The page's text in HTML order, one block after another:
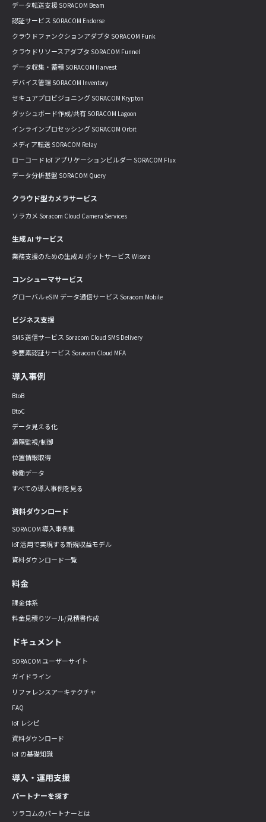
データ転送支援 SORACOM Beam
認証サービス SORACOM Endorse
クラウドファンクションアダプタ SORACOM Funk
クラウドリソースアダプタ SORACOM Funnel
データ収集・蓄積 SORACOM Harvest
デバイス管理 SORACOM Inventory
セキュアプロビジョニング SORACOM Krypton
ダッシュボード作成/共有 SORACOM Lagoon
インラインプロセッシング SORACOM Orbit
メディア転送 SORACOM Relay
ローコード IoT アプリケーションビルダー SORACOM Flux
データ分析基盤 SORACOM Query
クラウド型カメラサービス
ソラカメ Soracom Cloud Camera Services
生成 AI サービス
業務支援のための生成 AI ボットサービス Wisora
コンシューマサービス
グローバル eSIM データ通信サービス Soracom Mobile
ビジネス支援
SMS 送信サービス Soracom Cloud SMS Delivery
多要素認証サービス Soracom Cloud MFA
導入事例
BtoB
BtoC
データ見える化
遠隔監視/制御
位置情報取得
稼働データ
すべての導入事例を見る
資料ダウンロード
SORACOM 導入事例集
IoT 活用で実現する新規収益モデル
資料ダウンロード一覧
料金
課金体系
料金見積りツール/見積書作成
ドキュメント
SORACOM ユーザーサイト
ガイドライン
リファレンスアーキテクチャ
FAQ
IoT レシピ
資料ダウンロード
IoT の基礎知識
導入・運用支援
パートナーを探す
ソラコムのパートナーとは